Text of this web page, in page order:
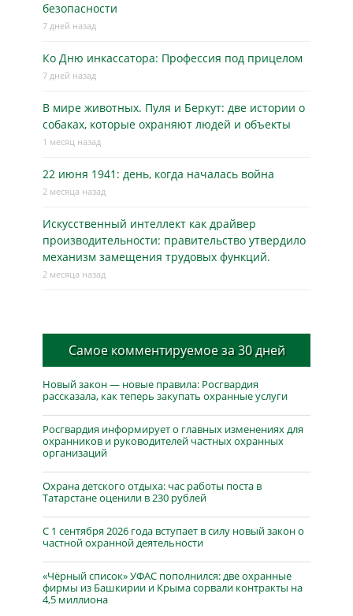
безопасности
7 дней назад
Ко Дню инкассатора: Профессия под прицелом
7 дней назад
В мире животных. Пуля и Беркут: две истории о
собаках, которые охраняют людей и объекты
1 месяц назад
22 июня 1941: день, когда началась война
2 месяца назад
Искусственный интеллект как драйвер
производительности: правительство утвердило
механизм замещения трудовых функций.
2 месяца назад
Самое комментируемое за 30 дней
Новый закон — новые правила: Росгвардия
рассказала, как теперь закупать охранные услуги
Росгвардия информирует о главных изменениях для
охранников и руководителей частных охранных
организаций
Охрана детского отдыха: час работы поста в
Татарстане оценили в 230 рублей
С 1 сентября 2026 года вступает в силу новый закон о
частной охранной деятельности
«Чёрный список» УФАС пополнился: две охранные
фирмы из Башкирии и Крыма сорвали контракты на
4,5 миллиона